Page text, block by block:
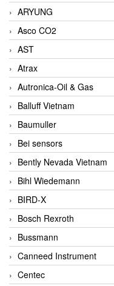
ARYUNG
Asco CO2
AST
Atrax
Autronica-Oil & Gas
Balluff Vietnam
Baumuller
Bei sensors
Bently Nevada Vietnam
Bihl Wiedemann
BIRD-X
Bosch Rexroth
Bussmann
Canneed Instrument
Centec